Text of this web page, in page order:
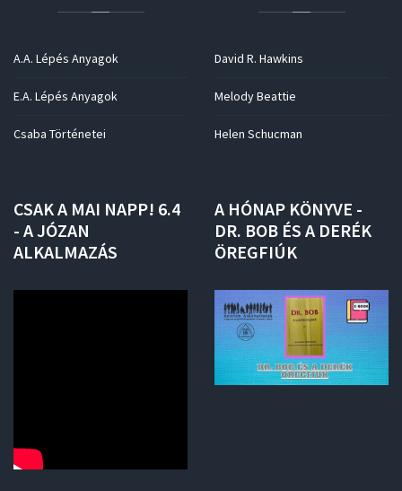
A.A. Lépés Anyagok
E.A. Lépés Anyagok
Csaba Történetei
David R. Hawkins
Melody Beattie
Helen Schucman
CSAKA MAI NAPP! 6.4
- AJÓZAN
ALKALMAZÁS
A HÓNAP KÖNYVE -
DR. BOB ÉS A DERÉK
ÖREGFIÚK